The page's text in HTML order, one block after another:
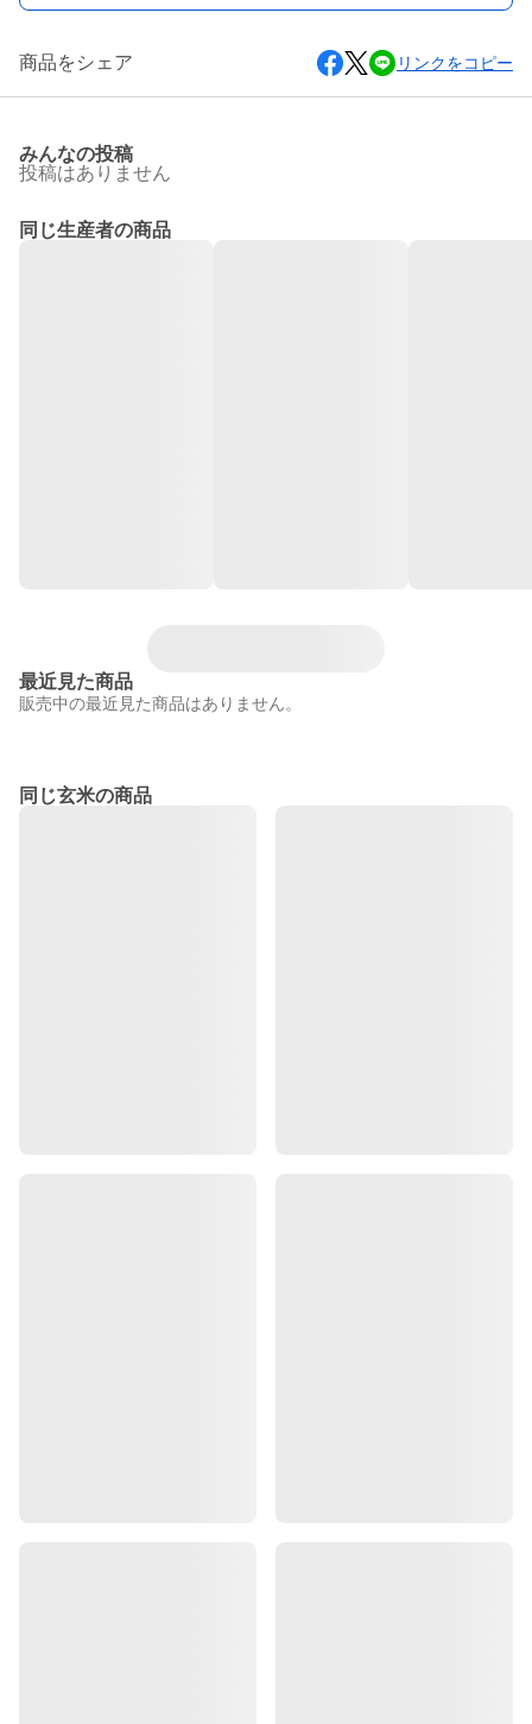
商品をシェア リンクをコピー
みんなの投稿
投稿はありません
同じ生産者の商品
最近見た商品
販売中の最近見た商品はありません。
同じ玄米の商品